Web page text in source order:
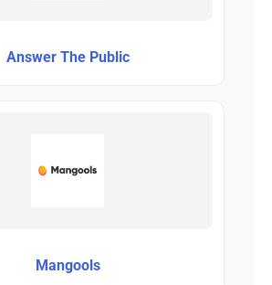
Answer The Public
Mangools